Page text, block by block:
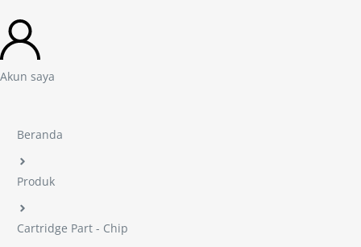
Akun saya
Beranda
Produk
Cartridge Part - Chip